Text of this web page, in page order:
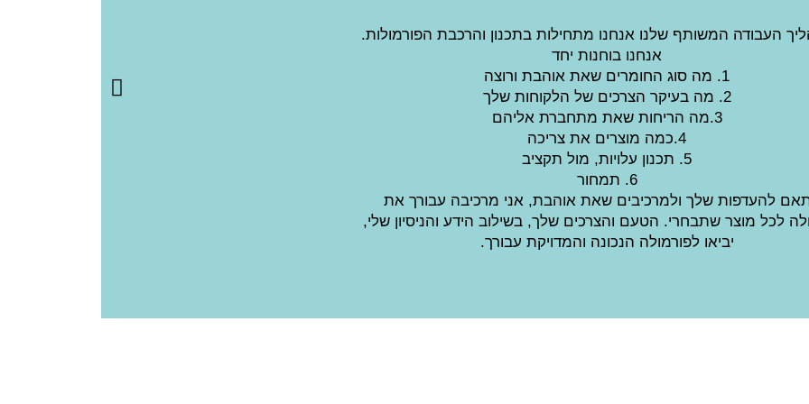
העבודה המשותף שלנו אנחנו מתחילות בתכנון והרכבת הפורמולות.
אנחנו בוחנות יחד
1. מה סוג החומרים שאת אוהבת ורוצה
2. מה בעיקר הצרכים של הלקוחות שלך
3.מה הריחות שאת מתחברת אליהם
4.כמה מוצרים את צריכה
5. תכנון עלויות, מול תקציב
6. תמחור
להעדפות שלך ולמרכיבים שאת אוהבת, אני מרכיבה עבורך את
לכל מוצר שתבחרי. הטעם והצרכים שלך, בשילוב הידע והניסיון שלי,
יביאו לפורמולה הנכונה והמדויקת עבורך.